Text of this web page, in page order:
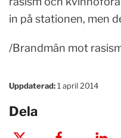
in på stationen, men
/Brandmän mot
Uppdaterad:1 april 2014
Dela